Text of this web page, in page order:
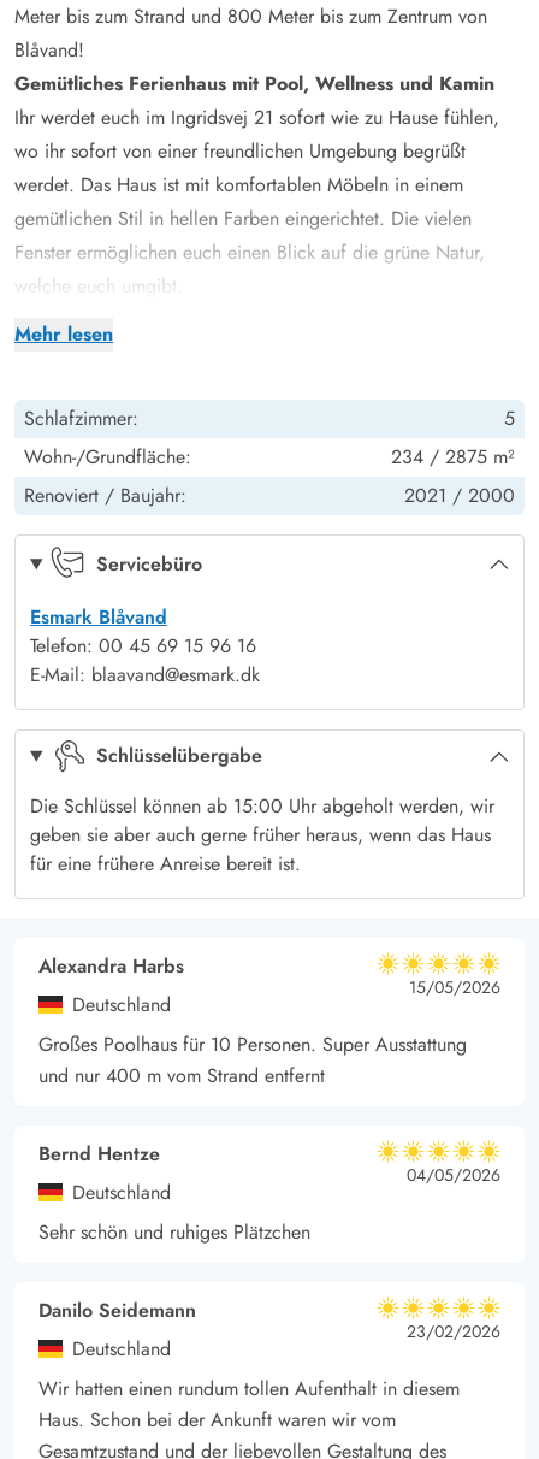
Mehr lesen
Meter bis zum Strand und 800 Meter bis zum Zentrum von
Blåvand!
Gemütliches Ferienhaus mit Pool, Wellness und Kamin
Ihr werdet euch im Ingridsvej 21 sofort wie zu Hause fühlen,
wo ihr sofort von einer freundlichen Umgebung begrüßt
werdet. Das Haus ist mit komfortablen Möbeln in einem
gemütlichen Stil in hellen Farben eingerichtet. Die vielen
Fenster ermöglichen euch einen Blick auf die grüne Natur,
welche euch umgibt.
Eines der Highlights des Hauses ist zweifellos der Poolraum, in
die Kinder vom sprudelnden Whirlpool aus beobachten,
während diese im Svimmingpool planschen.
Die Küche hat alle moderne Geräte die man zur
Essenszubereitung so braucht und ist mit dem Essbereich
verbunden. Hier ist eine Fussbodenheizung installiert die für
Wärmepumpe und ein Kaminofen helfen beim Energisparen.
Dieses Poolhaus verfügt über Schlafplätze über 2 Etagen, im
Erdgeschoss und im ersten Stock und einem Badezimmer auf
jeder Etage. Es gibt sowohl eine Spülmaschine, eine
Waschmaschine, einen Wäschetrockner und eine schnelle und
stabile Internetverbindung im Haus.
Malerische Alleinlage und Wildmarksbad auf der
Terrasse
Das große Naturgrundstück ist von hohen Bäumen umgeben,
in Westjütland habt. Entspannt euch auf den Gartenmöbeln
und genießt die warmen Sonnenstrahlen, während die Vögel in
spielen. Für die Kleinsten gibt es Schaukel und Sandkasten.
könnt sowohl Drinnen als auch Draußen unter freiem Himmel
im warmen Wasser sitzen, euch entspannen und euren
Gedanken freien Lauf lassen.
400 m. Das Stadtzentrum liegt weniger als 10 Gehminuten
vom Ferienhaus entfernt. Hier kann die ganze Familie mit
Einkäufen, Besuchen des Zoos, Spaziergängen am Wasser und
vielem mehr unterhalten werden.
Schlafzimmer:
5
Wohn-/Grundfläche:
234 / 2875 m²
Renoviert / Baujahr: 2021 / 2000
Servicebüro
Esmark Blåvand
Telefon: 00 45 69 15 96 16
E-Mail: blaavand@esmark.dk
Schlüsselübergabe
Die Schlüssel können ab 15:00 Uhr abgeholt werden, wir
geben sie aber auch gerne früher heraus, wenn das Haus
für eine frühere Anreise bereit ist.
Alexandra Harbs
Deutschland
5 von 5
5 von 5
5 out of 5
15/05/2026
Großes Poolhaus für 10 Personen. Super Ausstattung
und nur 400 m vom Strand entfernt
Bernd Hentze
Deutschland
5 von 5
5 von 5
5 out of 5
04/05/2026
Sehr schön und ruhiges Plätzchen
Danilo Seidemann
Deutschland
5 von 5
5 von 5
5 out of 5
23/02/2026
Wir hatten einen rundum tollen Aufenthalt in diesem
Haus. Schon bei der Ankunft waren wir vom
Gesamtzustand und der liebevollen Gestaltung des